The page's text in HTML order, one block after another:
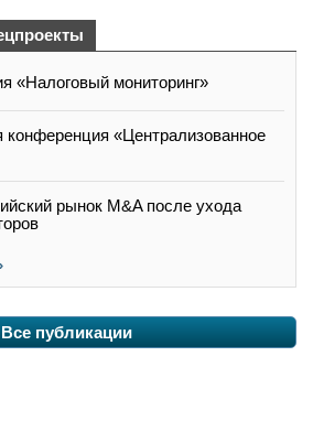
«Налоговый мониторинг»
конференция «Централизованное
рынок M&A после ухода
Все публикации